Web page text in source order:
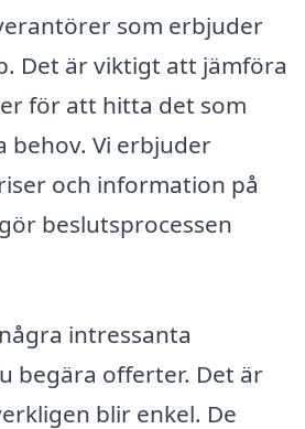
som erbjuder
Det är viktigt att jämföra
för att hitta det som
behov. Vi erbjuder
och information på
beslutsprocessen
intressanta
begära offerter. Det är
blir enkel. De